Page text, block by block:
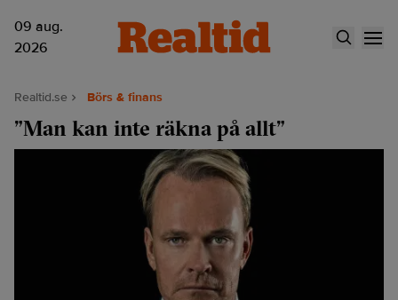
09 aug.
2026
Realtid.se Börs & finans
”Man kan inte räkna på allt”